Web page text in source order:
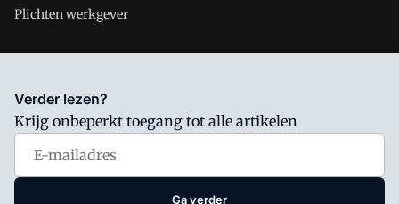
Plichten werkgever
Salarisnet is onderdeel van VMN media. Lees in
waar VMN media voor staat. Op gebruik van deze site zijn de
volgende regelingen van toepassing:Algemene Voorwaarden
Privacy en Cookie beleid
Verder lezen?
Krijg onbeperkt toegang tot alle artikelen
Ga verder